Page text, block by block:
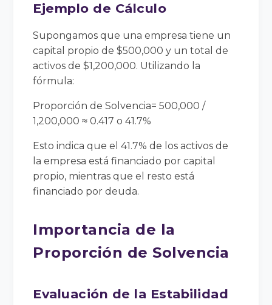
Ejemplo de Cálculo
Supongamos que una empresa tiene un
capital propio de $500,000 y un total de
activos de $1,200,000. Utilizando la
fórmula:
Proporción de Solvencia= 500,000 /
1,200,000 ≈ 0.417 o 41.7%
Esto indica que el 41.7% de los activos de
la empresa está financiado por capital
propio, mientras que el resto está
financiado por deuda.
Importancia de la
Proporción de Solvencia
Evaluación de la Estabilidad